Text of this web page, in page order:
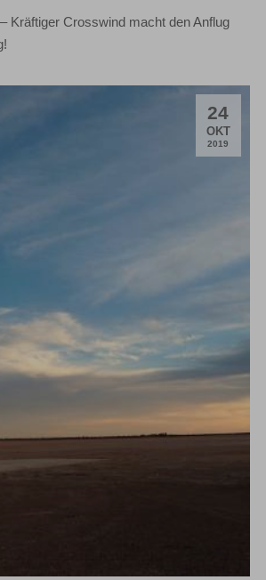
Kräftiger Crosswind macht den Anflug
24
OKT.
2019